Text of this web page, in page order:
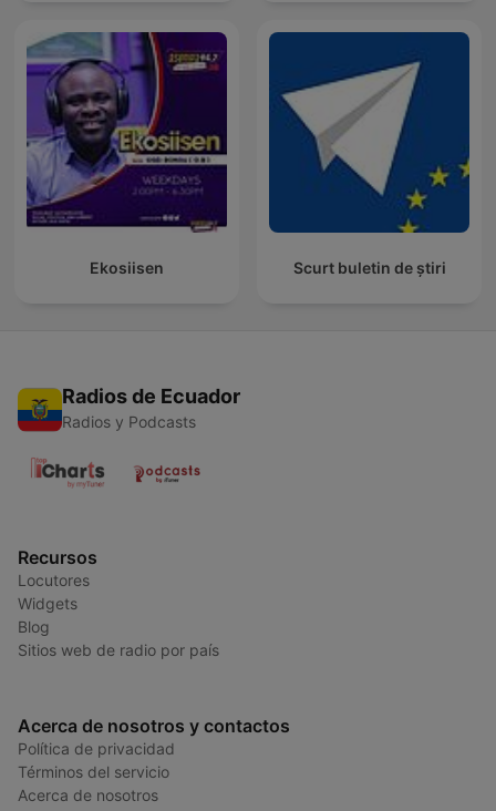
Ekosiisen Scurt buletin de știri
Radios de Ecuador
Radios y Podcasts
Recursos
Locutores
Widgets
Blog
Sitios web de radio por país
Acerca de nosotros y contactos
Política de privacidad
Términos del servicio
Acerca de nosotros